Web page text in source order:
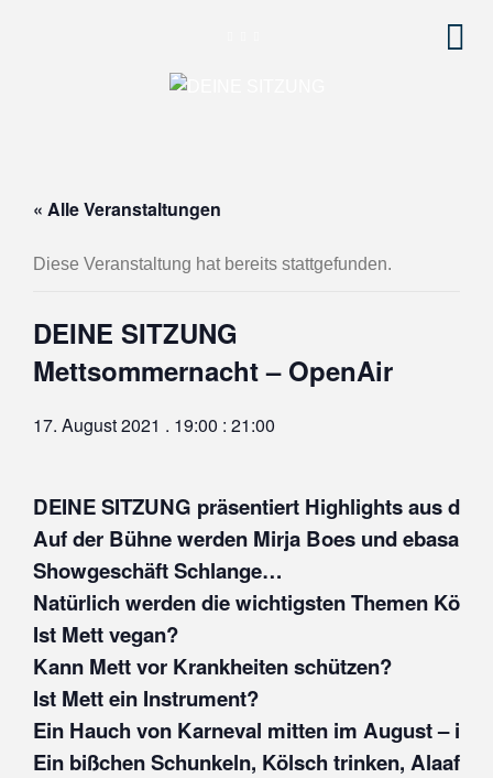
« Alle Veranstaltungen
Diese Veranstaltung hat bereits stattgefunden.
DEINE SITZUNG
Mettsommernacht – OpenAir
17. August 2021 . 19:00 : 21:00
DEINE SITZUNG präsentiert Highlights aus den
Auf der Bühne werden Mirja Boes und ebasa
Showgeschäft Schlange…
Natürlich werden die wichtigsten Themen
Ist Mett vegan?
Kann Mett vor Krankheiten schützen?
Ist Mett ein Instrument?
Ein Hauch von Karneval mitten im August – in
Ein bißchen Schunkeln, Kölsch trinken, Alaaf